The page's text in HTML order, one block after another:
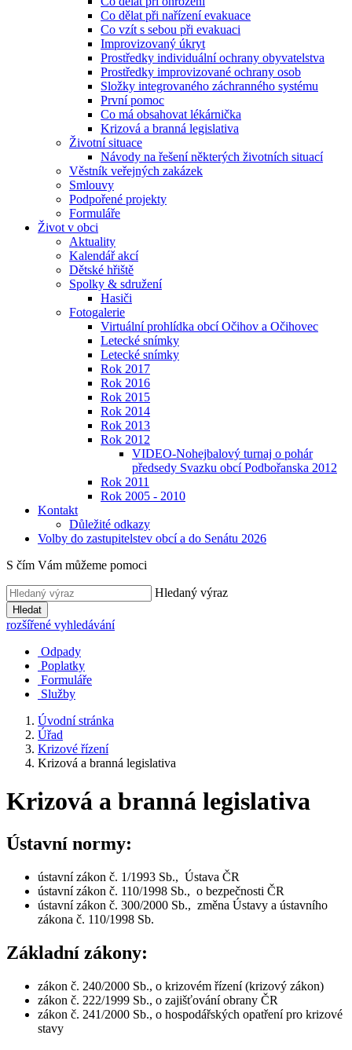
Co dělat při nařízení evakuace
Co vzít s sebou při evakuaci
Improvizovaný úkryt
Prostředky individuální ochrany obyvatelstva
Prostředky improvizované ochrany osob
Složky integrovaného záchranného systému
První pomoc
Co má obsahovat lékárnička
Krizová a branná legislativa
Životní situace
Návody na řešení některých životních situací
Věstník veřejných zakázek
Smlouvy
Podpořené projekty
Formuláře
Život v obci
Aktuality
Kalendář akcí
Dětské hřiště
Spolky & sdružení
Hasiči
Fotogalerie
Virtuální prohlídka obcí Očihov a Očihovec
Letecké snímky
Letecké snímky
Rok 2017
Rok 2016
Rok 2015
Rok 2014
Rok 2013
Rok 2012
VIDEO-Nohejbalový turnaj o pohár
předsedy Svazku obcí Podbořanska 2012
Rok 2011
Rok 2005 - 2010
Kontakt
Důležité odkazy
Volby do zastupitelstev obcí a do Senátu 2026
S čím Vám můžeme pomoci
Hledaný výraz
Hledat
rozšířené vyhledávání
Odpady
Poplatky
Formuláře
Služby
Úvodní stránka
Úřad
Krizové řízení
Krizová a branná legislativa
Krizová a branná legislativa
Ústavní normy:
ústavní zákon č. 1/1993 Sb., Ústava ČR
ústavní zákon č. 110/1998 Sb., o bezpečnosti ČR
ústavní zákon č. 300/2000 Sb., změna Ústavy a ústavního
zákona č. 110/1998 Sb.
Základní zákony:
zákon č. 240/2000 Sb., o krizovém řízení (krizový zákon)
zákon č. 222/1999 Sb., o zajišťování obrany ČR
zákon č. 241/2000 Sb., o hospodářských opatření pro krizové
stavy